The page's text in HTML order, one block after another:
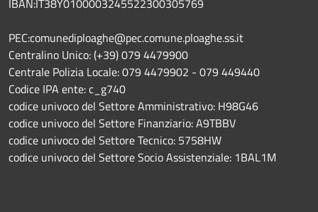
IBAN:IT38Y0100003245522300305769
PEC:comunediploaghe@pec.comune.ploaghe.ss.it
Centralino Unico: (+39) 079 4479900
Centrale Polizia Locale: 079 4479902 - 079 449440
Codice IPA ente: c_g740
codice univoco del Settore Amministrativo: H98G46
codice univoco del Settore Finanziario: A9TBBV
codice univoco del Settore Tecnico: 5758HW
codice univoco del Settore Socio Assistenziale: 1BAL1M